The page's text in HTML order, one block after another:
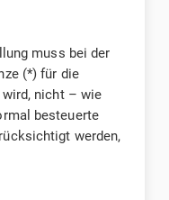
muss bei der
(*) für die
nicht – wie
besteuerte
werden,